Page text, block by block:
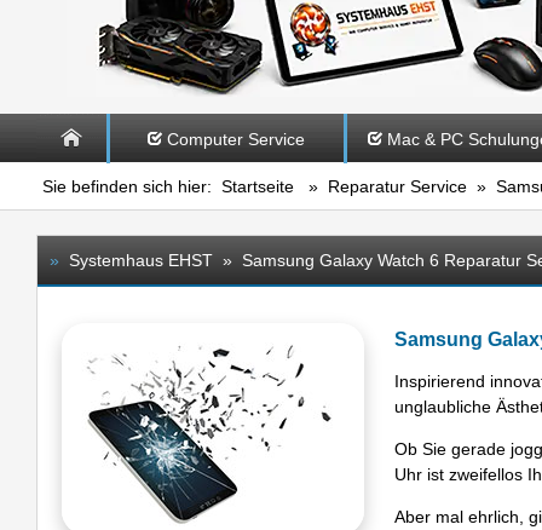
Computer Service Mac & PC
Sie befinden sich hier: Startseite » Reparatur Service »
» Systemhaus EHST » Samsung Galaxy Watch 6 Reparatur
Samsung
Inspirierend
unglaubliche
Ob Sie gerade
Uhr ist zweifellos
Aber mal ehrlich,